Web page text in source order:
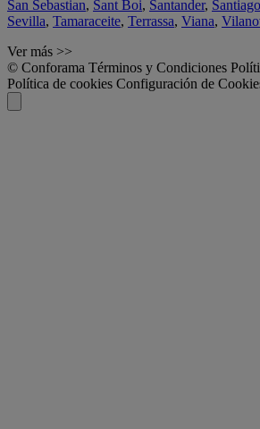
San Sebastian, Sant Boi, Santander,
Sevilla, Tamaraceite, Terrassa, Viana,
Ver más >>
© Conforama Términos y Condiciones
Política de cookies Configuración de